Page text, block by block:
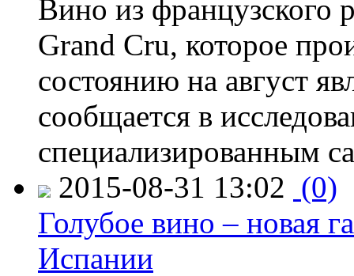
Вино из французского
Grand Cru, которое
состоянию на август
сообщается в
специализированным
2015-08-31 13:02 (0)
Голубое вино – новая
Испании